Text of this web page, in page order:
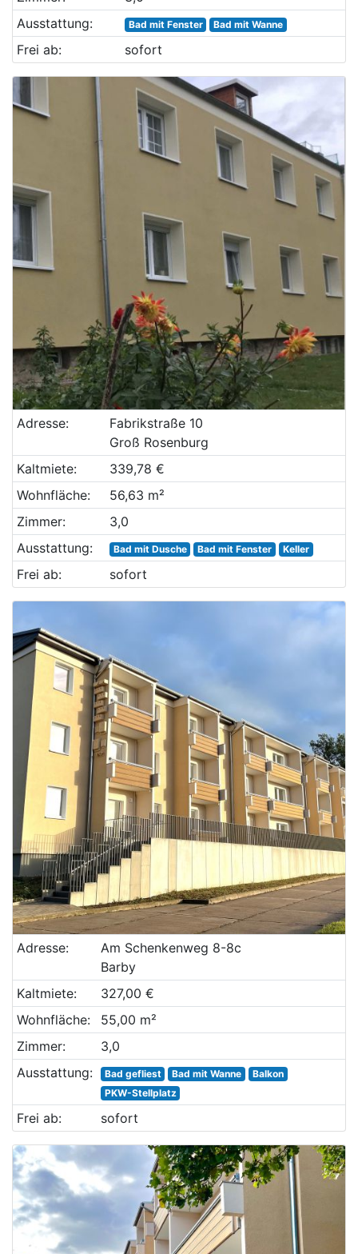
Ausstattung:
Bad mit Fenster Bad mit Wanne
Frei ab: sofort
Adresse:
Fabrikstraße 10
Groß Rosenburg
Kaltmiete:
339,78 €
Wohnfläche:
56,63 m²
Zimmer:
3,0
Ausstattung:
Bad mit Dusche Bad mit Fenster Keller
Frei ab: sofort
Adresse:
Am Schenkenweg 8-8c
Barby
Kaltmiete:
327,00 €
Wohnfläche:
55,00 m²
Zimmer:
3,0
Ausstattung:
Bad gefliest Bad mit Wanne
Balkon
PKW-Stellplatz
Frei ab: sofort